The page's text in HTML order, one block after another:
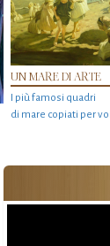
UN MARE DI ARTE
I più famosi quadri
di mare copiati per voi